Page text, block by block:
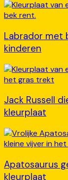
Labrador met
kinderen
Jack Russell
kleurplaat
Apatosaurus
kleurplaat